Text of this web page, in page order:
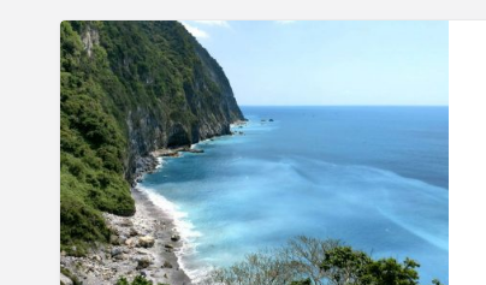
渡
日
月
潭
灣
~
台
灣
自
由
行
專
業
包
台
灣
旅
遊
好
好
玩
~